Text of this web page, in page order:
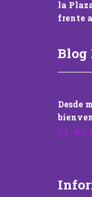
la
frente
Blog
Desde
22